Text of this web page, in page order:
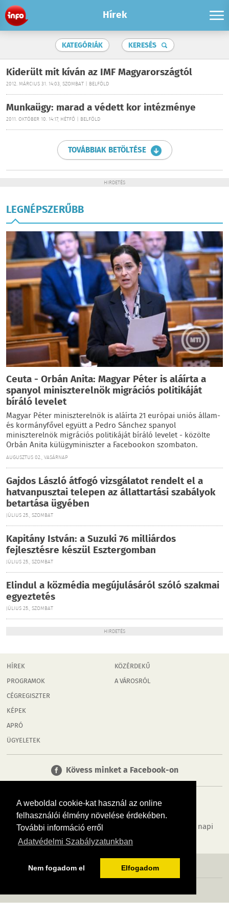
A weboldal cookie-kat használ az online
felhasználói élmény növelése érdekében.
További információ erről
Adatvédelmi Szabályzatunkban
Nem fogadom el Elfogadom
Hírek
KATEGÓRIÁK KERESÉS
Kiderült mit kíván az IMF Magyarországtól
2012. MÁRCIUS 31. 14:03, SZOMBAT | BELFÖLD
Munkaügy: marad a védett kor intézménye
2011. OKTÓBER 10. 14:17, HÉTFŐ | BELFÖLD
TOVÁBBIAK BETÖLTÉSE
HIRDETÉS
LEGNÉPSZERŰBB
Ceuta - Orbán Anita: Magyar Péter is aláírta a
spanyol miniszterelnök migrációs politikáját
bíráló levelet
Magyar Péter miniszterelnök is aláírta 21 európai uniós állam-
és kormányfővel együtt a Pedro Sánchez spanyol
miniszterelnök migrációs politikáját bíráló levelet - közölte
Orbán Anita külügyminiszter a Facebookon szombaton.
AUGUSZTUS 02., VASÁRNAP
Gajdos László átfogó vizsgálatot rendelt el a
hatvanpusztai telepen az állattartási szabályok
betartása ügyében
JÚLIUS 25., SZOMBAT
Kapitány István: a Suzuki 76 milliárdos
fejlesztésre készül Esztergomban
JÚLIUS 25., SZOMBAT
Elindul a közmédia megújulásáról szóló szakmai
egyeztetés
JÚLIUS 25., SZOMBAT
HIRDETÉS
HÍREK
PROGRAMOK
CÉGREGISZTER
KÉPEK
APRÓ
ÜGYELETEK
KÖZÉRDEKŰ
A VÁROSRÓL
Kövess minket a Facebook-on
Tudj meg többet városodról! Hírek, programok, képek, napi
menü, cégek…. és minden, ami Győr
MÉDIAAJÁNLÓ ADATVÉDELEM IMPRESSZUM RÓLUNK